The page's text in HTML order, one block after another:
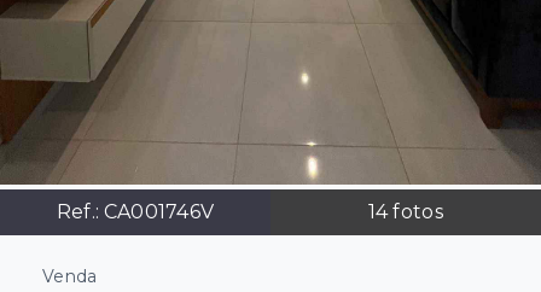
Ref.: CA001746V 14fotos
Venda